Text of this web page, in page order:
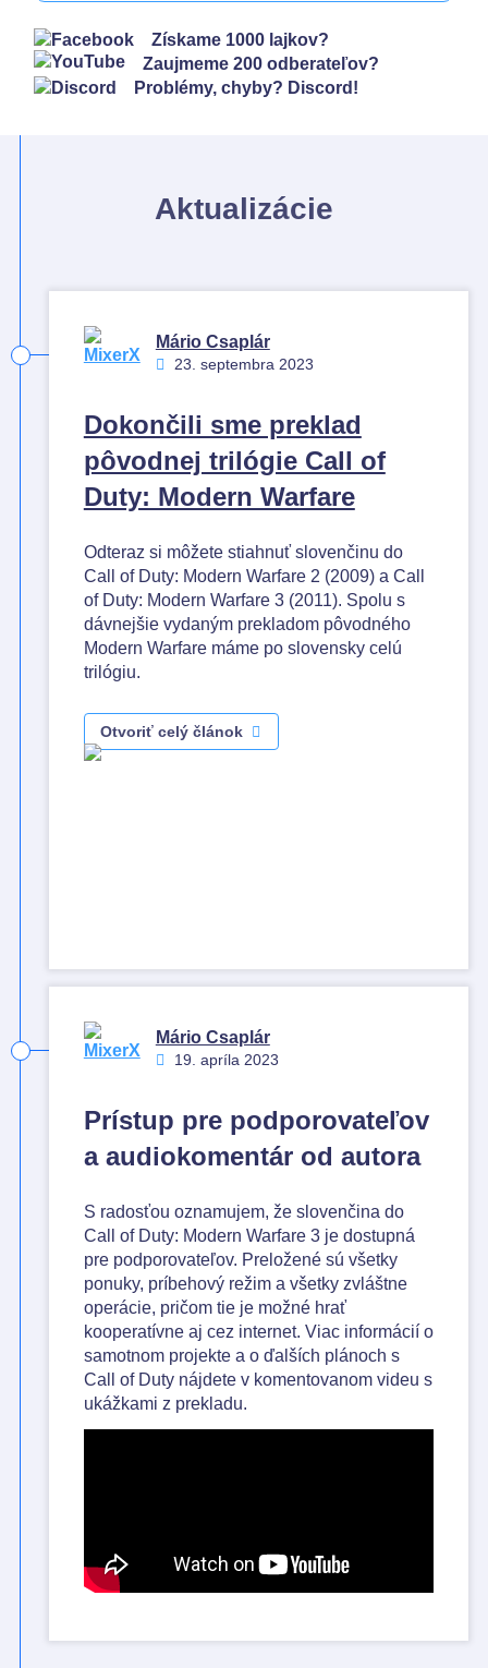
Získame 1000 lajkov?
Zaujmeme 200 odberateľov?
Problémy, chyby? Discord!
Aktualizácie
Mário Csaplár
23. septembra 2023
Dokončili sme preklad
pôvodnej trilógie Call of
Duty: Modern Warfare
Odteraz si môžete stiahnuť slovenčinu do
Call of Duty: Modern Warfare 2 (2009) a Call
of Duty: Modern Warfare 3 (2011). Spolu s
dávnejšie vydaným prekladom pôvodného
Modern Warfare máme po slovensky celú
trilógiu.
Otvoriť celý článok
Mário Csaplár
19. apríla 2023
Prístup pre podporovateľov
a audiokomentár od autora
S radosťou oznamujem, že slovenčina do
Call of Duty: Modern Warfare 3 je dostupná
pre podporovateľov. Preložené sú všetky
ponuky, príbehový režim a všetky zvláštne
operácie, pričom tie je možné hrať
kooperatívne aj cez internet. Viac informácií o
samotnom projekte a o ďalších plánoch s
Call of Duty nájdete v komentovanom videu s
ukážkami z prekladu.